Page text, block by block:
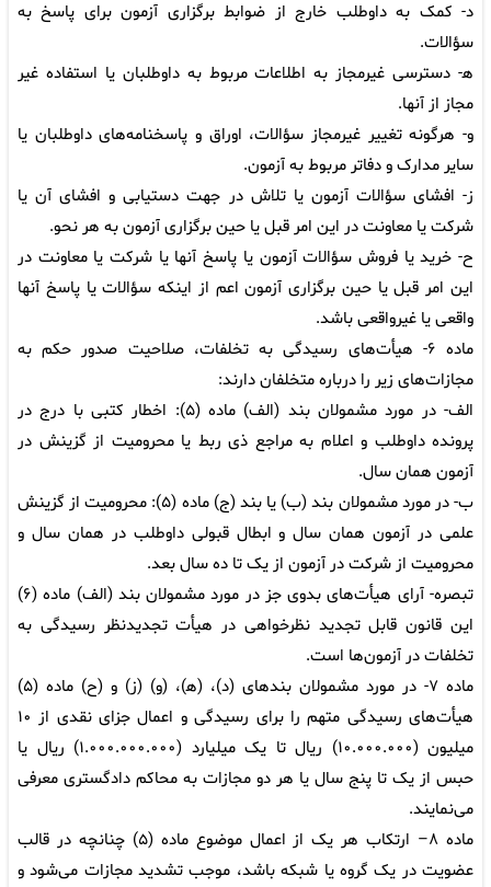
د- کمک به داوطلب خارج از ضوابط برگزاری آزمون برای پاسخ به
سؤالات.
ه‍- دسترسی غیرمجاز به اطلاعات مربوط به داوطلبان یا استفاده غیر
مجاز از آنها.
و- هرگونه تغییر غیرمجاز سؤالات، اوراق و پاسخنامه‌های داوطلبان یا
سایر مدارک و دفاتر مربوط به آزمون.
ز- افشای سؤالات آزمون یا تلاش در جهت دستیابی و افشای آن یا
شرکت یا معاونت در این امر قبل یا حین برگزاری آزمون به هر نحو.
ح- خرید یا فروش سؤالات آزمون یا پاسخ آنها یا شرکت یا معاونت در
این امر قبل یا حین برگزاری آزمون اعم از اینکه سؤالات یا پاسخ آنها
واقعی یا غیرواقعی باشد.
ماده ۶- هیأت‌های رسیدگی به تخلفات، صلاحیت صدور حکم به
مجازات‌های زیر را درباره متخلفان دارند:
الف- در مورد مشمولان بند (الف) ماده (۵): اخطار کتبی با درج در
پرونده داوطلب و اعلام به مراجع ذی ربط یا محرومیت از گزینش در
آزمون همان سال.
ب- در مورد مشمولان بند (ب) یا بند (ج) ماده (۵): محرومیت از گزینش
علمی در آزمون همان سال و ابطال قبولی داوطلب در همان سال و
محرومیت از شرکت در آزمون از یک تا ده سال بعد.
تبصره- آرای هیأت‌های بدوی جز در مورد مشمولان بند (الف) ماده (۶)
این قانون قابل تجدید نظرخواهی در هیأت تجدیدنظر رسیدگی به
تخلفات در آزمون‌ها است.
ماده ۷- در مورد مشمولان بندهای (د)، (ه‍)، (و) (ز) و (ح) ماده (۵)
هیأت‌های رسیدگی متهم را برای رسیدگی و اعمال جزای نقدی از ۱۰
میلیون (۱۰.۰۰۰.۰۰۰) ریال تا یک میلیارد (۱.۰۰۰.۰۰۰.۰۰۰) ریال یا
حبس از یک تا پنج سال یا هر دو مجازات به محاکم دادگستری معرفی
می‌نمایند.
ماده ۸– ارتکاب هر یک از اعمال موضوع ماده (۵) چنانچه در قالب
عضویت در یک گروه یا شبکه باشد، موجب تشدید مجازات می‌شود و